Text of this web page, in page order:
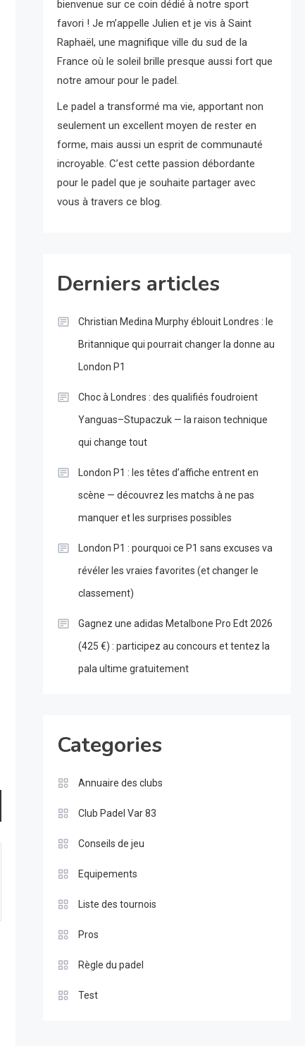
bienvenue sur ce coin dédié à notre sport
favori ! Je m’appelle Julien et je vis à Saint
Raphaël, une magnifique ville du sud de la
France où le soleil brille presque aussi fort que
notre amour pour le padel.
Le padel a transformé ma vie, apportant non
seulement un excellent moyen de rester en
forme, mais aussi un esprit de communauté
incroyable. C’est cette passion débordante
pour le padel que je souhaite partager avec
vous à travers ce blog.
Derniers articles
Christian Medina Murphy éblouit Londres : le
Britannique qui pourrait changer la donne au
London P1
Choc à Londres : des qualifiés foudroient
Yanguas–Stupaczuk — la raison technique
qui change tout
London P1 : les têtes d’affiche entrent en
scène — découvrez les matchs à ne pas
manquer et les surprises possibles
London P1 : pourquoi ce P1 sans excuses va
révéler les vraies favorites (et changer le
classement)
Gagnez une adidas Metalbone Pro Edt 2026
(425 €) : participez au concours et tentez la
pala ultime gratuitement
Categories
Annuaire des clubs
Club Padel Var 83
Conseils de jeu
Equipements
Liste des tournois
Pros
Règle du padel
Test